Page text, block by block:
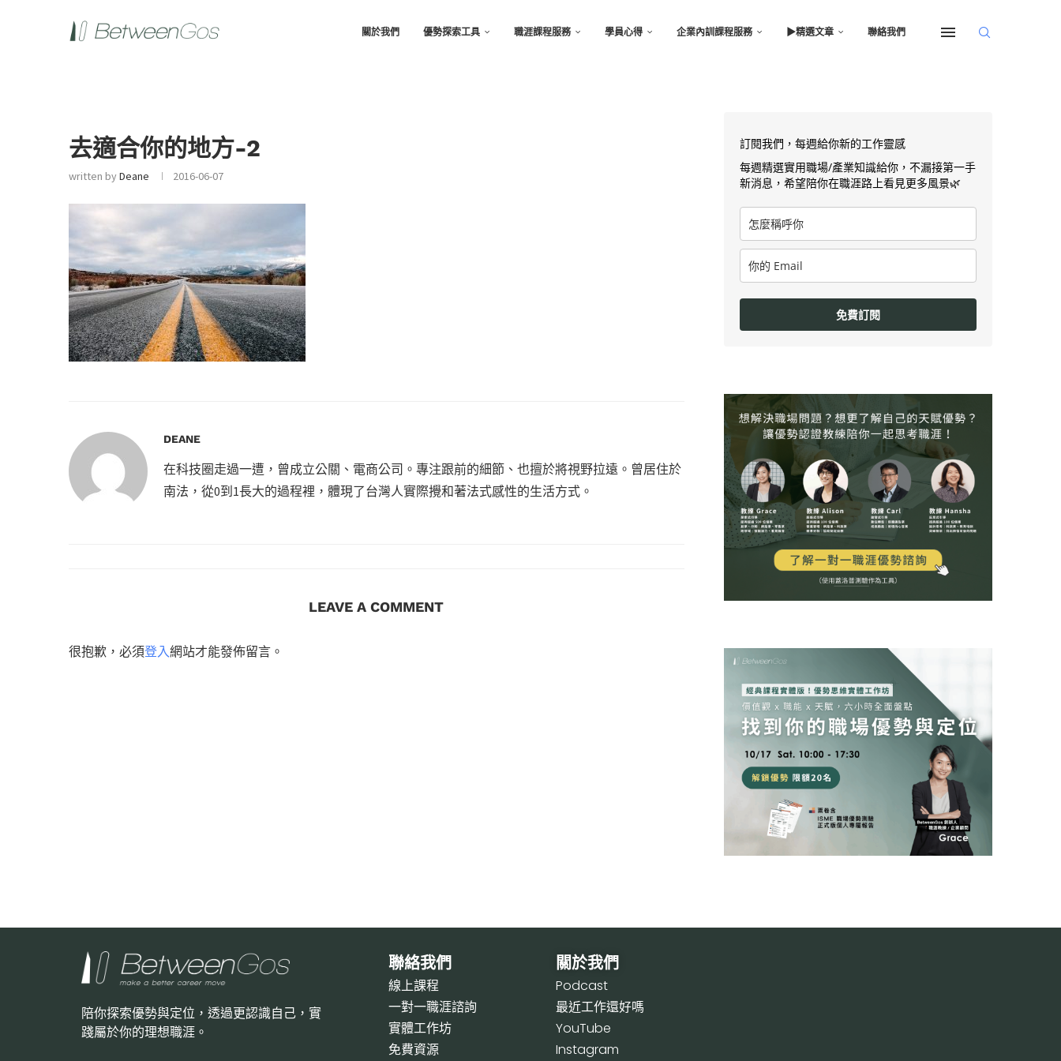
關於我們 優勢探索工具 職涯課程服務 學員心得 企業內訓課程服務 ▶︎精選文章 聯絡我們
去適合你的地方-2
written byDeane 2016-06-07
DEANE
在科技圈走過一遭，曾成立公關、電商公司。專注跟前的細節、也擅於將視野拉遠。曾居住於
南法，從0到1長大的過程裡，體現了台灣人實際攪和著法式感性的生活方式。
LEAVE A COMMENT
很抱歉，必須登入網站才能發佈留言。
訂閱我們，每週給你新的工作靈感
每週精選實用職場/產業知識給你，不漏接第一手
新消息，希望陪你在職涯路上看見更多風景🌿
免費訂閱
陪你探索優勢與定位，透過更認識自己，實
踐屬於你的理想職涯。
聯絡我們
線上課程
一對一職涯諮詢
實體工作坊
免費資源
關於我們
Podcast
最近工作還好嗎
YouTube
Instagram